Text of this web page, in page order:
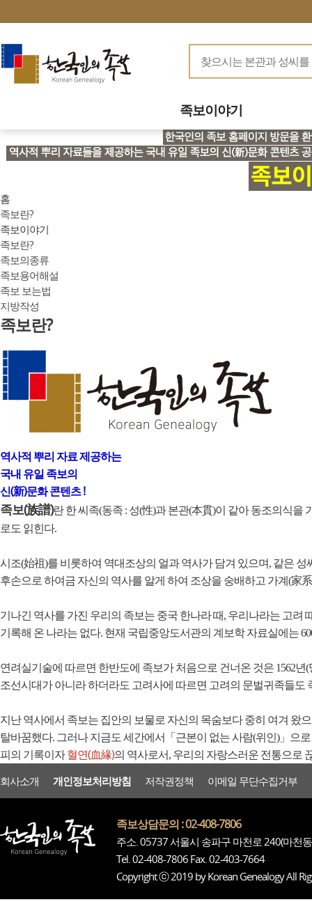
족보이야기
홈
족보란?
족보이야기
족보란?
족보의종류
족보용어해설
족보 보는법
지방작성
족보란?
역사적 뿌리 자료 제공하는
국내 유일 족보의
신(新)문화 콘텐츠 !
족보(族譜)란 한 씨족(동족 : 성(性)과 본관(本貫)이 같아 동조의식을
로도 읽힌다.
시조(始祖)를 비롯하여 역대조상의 얼과 역사가 담겨 있으며, 같은
후손으로 하여금 자신의 역사를 알게 하여 조상을 숭배하고 가계(家
기나긴 역사를 가진 우리의 족보는 중국 한나라 때, 우리나라는 고
기록해 온 나라는 없다. 현재 국립중앙도서관의 계보학 자료실에는
연려실기술에 따르면 한반도에 족보가 처음으로 건너온 것은 1562년
조선시대가 아니라 하더라도 고려사에 따르면 고려의 문벌귀족들도
지난 역사에서 족보는 집안의 보물로 자신의 목숨보다 중히 여겨 왔
탈바꿈했다. 그러나 지금도 세간에서「근본이 없는 사람(위인)」으
피의 기록이자혈연(血緣)의 역사로서, 우리의 자랑스러운 전통으로
회사소개 개인정보처리방침 저작권정책 이메일 무단수집거부
족보상담문의 : 02-408-7806
주소. 05737 서울시 송파구 마천로 240(마천
Tel. 02-408-7806 Fax. 02-403-7664
Copyright ⓒ 2019 by Korean Genealogy All